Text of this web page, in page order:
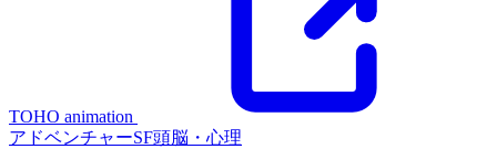
TOHO animation
アドベンチャーSF頭脳・心理